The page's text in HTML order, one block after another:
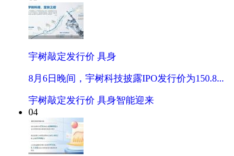
宇树敲定发行价 具身
8月6日晚间，宇树科技披露IPO发行价为150.8...
宇树敲定发行价 具身智能迎来
04